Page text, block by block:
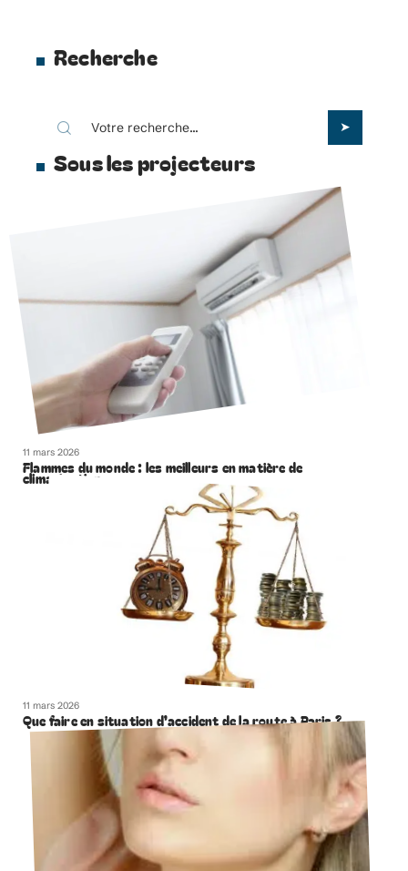
Recherche
Sous les projecteurs
11 mars 2026
Flammes du monde : les meilleurs en matière de
climatisation
11 mars 2026
Que faire en situation d’accident de la route à Paris ?